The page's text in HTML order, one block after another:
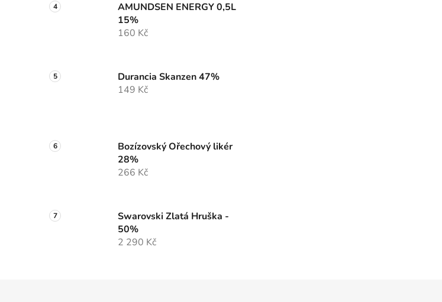
AMUNDSEN ENERGY 0,5L
15%
160 Kč
Durancia Skanzen 47%
149 Kč
Bozízovský Ořechový likér
28%
266 Kč
Swarovski Zlatá Hruška -
50%
2 290 Kč